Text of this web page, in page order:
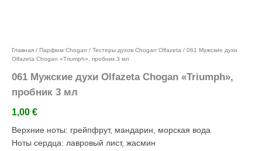
Главная / Парфюм Chogan / Тестеры духов Chogan Olfazeta / 061 Мужские духи
Olfazeta Chogan «Triumph», пробник 3 мл
061 Мужские духи Olfazeta Chogan «Triumph»,
пробник 3 мл
1,00 €
Верхние ноты: грейпфрут, мандарин, морская вода
Ноты сердца: лавровый лист, жасмин